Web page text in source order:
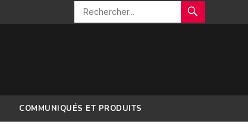
COMMUNIQUÉS ET PRODUITS